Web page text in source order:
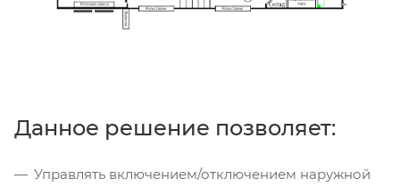
Данное решение позволяет:
Управлять включением/отключением наружной